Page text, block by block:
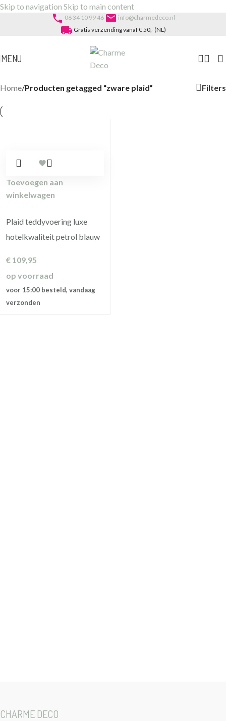
Skip to navigation Skip to main content
phone 06 34 10 99 46 email info@charmedeco.nl
local_shipping Gratis verzending vanaf € 50,- (NL)
MENU
Home/Producten getagged “zware plaid” Filters
Toevoegen aan
winkelwagen
Plaid teddyvoering luxe
hotelkwaliteit petrol blauw
€ 109,95
op voorraad
voor 15:00 besteld, vandaag
verzonden
CHARME DECO